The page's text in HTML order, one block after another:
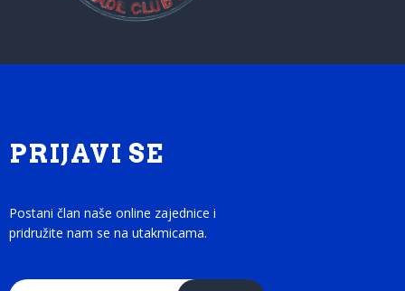
PRIJAVI SE
Postani član naše online zajednice i
pridružite nam se na utakmicama.